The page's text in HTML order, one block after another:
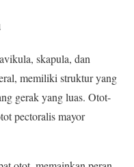
skapula, dan
memiliki struktur yang
gerak yang luas. Otot-
pectoralis mayor